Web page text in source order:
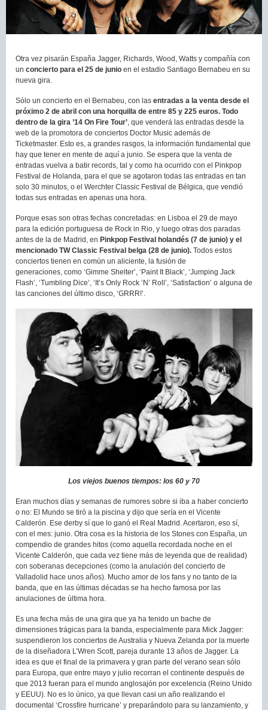
Otra vez pisarán España Jagger, Richards, Wood, Watts y compañía con
un concierto para el 25 de junio en el estadio Santiago Bernabeu en su
nueva gira.
Sólo un concierto en el Bernabeu, con las entradas a la venta desde el
próximo 2 de abril con una horquilla de entre 85 y 225 euros. Todo
dentro de la gira ’14 On Fire Tour’, que venderá las entradas desde la
web de la promotora de conciertos Doctor Music además de
Ticketmaster. Esto es, a grandes rasgos, la información fundamental que
hay que tener en mente de aquí a junio. Se espera que la venta de
entradas vuelva a batir records, tal y como ha ocurrido con el Pinkpop
Festival de Holanda, para el que se agotaron todas las entradas en tan
solo 30 minutos, o el Werchter Classic Festival de Bélgica, que vendió
todas sus entradas en apenas una hora.
Porque esas son otras fechas concretadas: en Lisboa el 29 de mayo
para la edición portuguesa de Rock in Rio, y luego otras dos paradas
antes de la de Madrid, en Pinkpop Festival holandés (7 de junio) y el
mencionado TW Classic Festival belga (28 de junio). Todos estos
conciertos tienen en común un aliciente, la fusión de
generaciones, como ‘Gimme Shelter’, ‘Paint It Black’, ‘Jumping Jack
Flash’, ‘Tumbling Dice’, ‘It’s Only Rock ‘N’ Roll’, ‘Satisfaction’ o alguna de
las canciones del último disco, ‘GRRR!’.
Los viejos buenos tiempos: los 60 y 70
Eran muchos días y semanas de rumores sobre si iba a haber concierto
o no: El Mundo se tiró a la piscina y dijo que sería en el Vicente
Calderón. Ese derby sí que lo ganó el Real Madrid. Acertaron, eso sí,
con el mes: junio. Otra cosa es la historia de los Stones con España, un
compendio de grandes hitos (como aquella recordada noche en el
Vicente Calderón, que cada vez tiene más de leyenda que de realidad)
con soberanas decepciones (como la anulación del concierto de
Valladolid hace unos años). Mucho amor de los fans y no tanto de la
banda, que en las últimas décadas se ha hecho famosa por las
anulaciones de última hora.
Es una fecha más de una gira que ya ha tenido un bache de
dimensiones trágicas para la banda, especialmente para Mick Jagger:
suspendieron los conciertos de Australia y Nueva Zelanda por la muerte
de la diseñadora L’Wren Scott, pareja durante 13 años de Jagger. La
idea es que el final de la primavera y gran parte del verano sean sólo
para Europa, que entre mayo y julio recorran el continente después de
que 2013 fueran para el mundo anglosajón por excelencia (Reino Unido
y EEUU). No es lo único, ya que llevan casi un año realizando el
documental ‘Crossfire hurricane’ y preparándolo para su lanzamiento, y